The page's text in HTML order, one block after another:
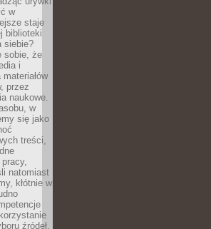
w
staje
biblioteki
siebie?
sobie, że
i
przez
naukowe.
w
się jako
treści,
natomiast
kłótnie w
źródeł,